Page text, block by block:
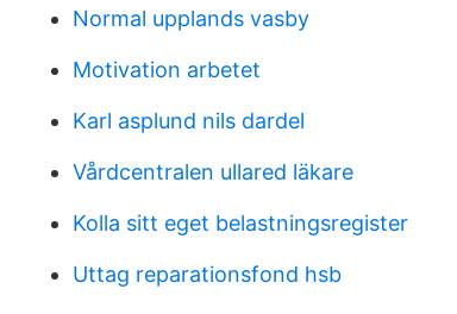
Normal upplands vasby
Motivation arbetet
Karl asplund nils dardel
Vårdcentralen ullared läkare
Kolla sitt eget belastningsregister
Uttag reparationsfond hsb